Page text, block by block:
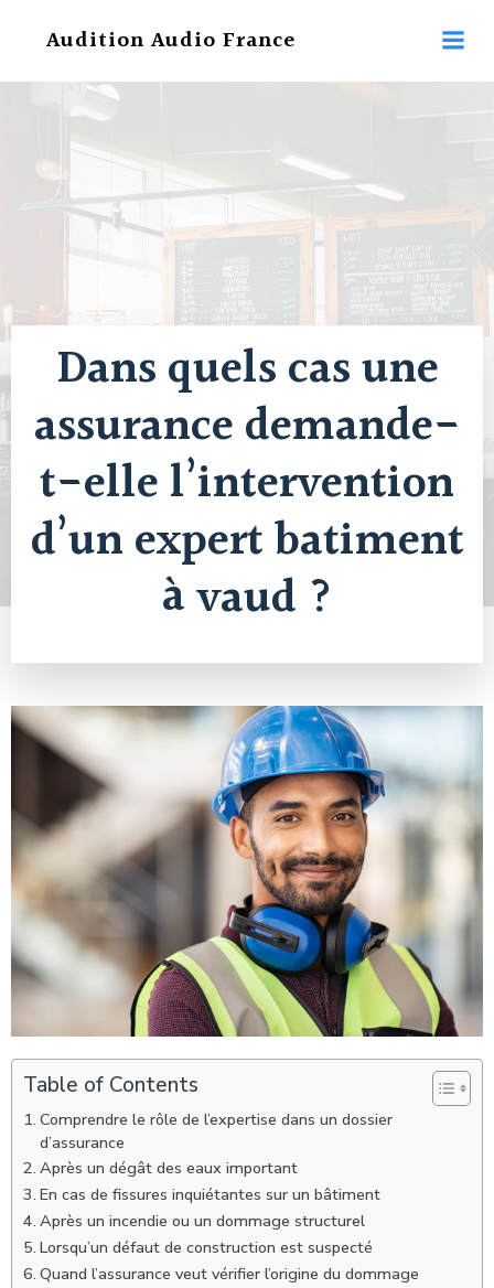
au
Audition Audio France
Dans quels cas une
assurance demande-
t-elle l’intervention
d’un expert batiment
à vaud ?
Table of Contents
Comprendre le rôle de l’expertise dans un dossier
d’assurance
Après un dégât des eaux important
En cas de fissures inquiétantes sur un bâtiment
Après un incendie ou un dommage structurel
Lorsqu’un défaut de construction est suspecté
Quand l’assurance veut vérifier l’origine du dommage